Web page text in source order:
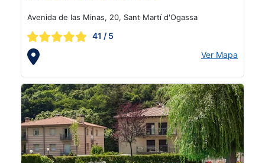
Avenida de las Minas, 20, Sant Martí d'Ogassa
41 / 5
Ver Mapa